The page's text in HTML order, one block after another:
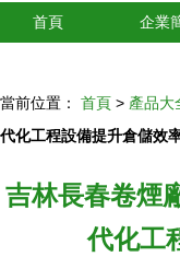
首頁 企業
當前位置： 首頁 > 產品大
代化工程設備提升倉儲效
吉林長春卷煙
代化工